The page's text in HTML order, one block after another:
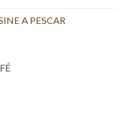
A PESCAR